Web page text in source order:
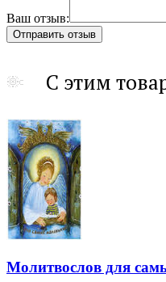
Ваш отзыв:
С этим
Молитвослов для